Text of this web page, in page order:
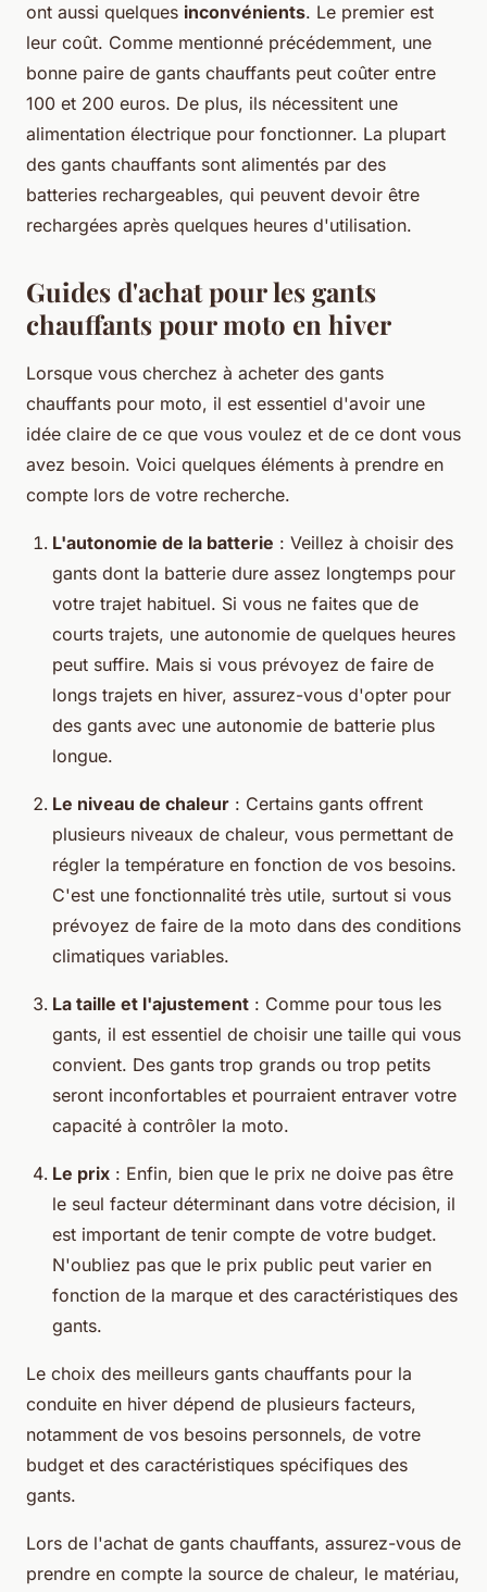
ont aussi quelques inconvénients. Le premier est
leur coût. Comme mentionné précédemment, une
bonne paire de gants chauffants peut coûter entre
100 et 200 euros. De plus, ils nécessitent une
alimentation électrique pour fonctionner. La plupart
des gants chauffants sont alimentés par des
batteries rechargeables, qui peuvent devoir être
rechargées après quelques heures d'utilisation.
Guides d'achat pour les gants
chauffants pour moto en hiver
Lorsque vous cherchez à acheter des gants
chauffants pour moto, il est essentiel d'avoir une
idée claire de ce que vous voulez et de ce dont vous
avez besoin. Voici quelques éléments à prendre en
compte lors de votre recherche.
L'autonomie de la batterie : Veillez à choisir des
gants dont la batterie dure assez longtemps pour
votre trajet habituel. Si vous ne faites que de
courts trajets, une autonomie de quelques heures
peut suffire. Mais si vous prévoyez de faire de
longs trajets en hiver, assurez-vous d'opter pour
des gants avec une autonomie de batterie plus
longue.
Le niveau de chaleur : Certains gants offrent
plusieurs niveaux de chaleur, vous permettant de
régler la température en fonction de vos besoins.
C'est une fonctionnalité très utile, surtout si vous
prévoyez de faire de la moto dans des conditions
climatiques variables.
La taille et l'ajustement : Comme pour tous les
gants, il est essentiel de choisir une taille qui vous
convient. Des gants trop grands ou trop petits
seront inconfortables et pourraient entraver votre
capacité à contrôler la moto.
Le prix : Enfin, bien que le prix ne doive pas être
le seul facteur déterminant dans votre décision, il
est important de tenir compte de votre budget.
N'oubliez pas que le prix public peut varier en
fonction de la marque et des caractéristiques des
gants.
Le choix des meilleurs gants chauffants pour la
conduite en hiver dépend de plusieurs facteurs,
notamment de vos besoins personnels, de votre
budget et des caractéristiques spécifiques des
gants.
Lors de l'achat de gants chauffants, assurez-vous de
prendre en compte la source de chaleur, le matériau,